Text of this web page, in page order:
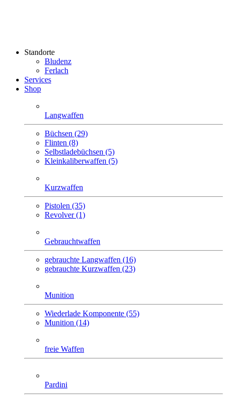
Standorte
Bludenz
Ferlach
Services
Shop
Langwaffen
Büchsen (29)
Flinten (8)
Selbstlade­büchsen (5)
Klein­kaliber­waffen (5)
Kurzwaffen
Pistolen (35)
Revolver (1)
Gebrauchtwaffen
gebrauchte Langwaffen (16)
gebrauchte Kurzwaffen (23)
Munition
Wiederlade Komponente (55)
Munition (14)
freie Waffen
Pardini